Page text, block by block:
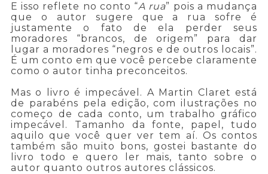
E isso reflete no conto “A rua” pois a mudança
que o autor sugere que a rua sofre é
justamente o fato de ela perder seus
moradores “brancos, de origem” para dar
lugar a moradores “negros e de outros locais”.
É um conto em que você percebe claramente
como o autor tinha preconceitos.
Mas o livro é impecável. A Martin Claret está
de parabéns pela edição, com ilustrações no
começo de cada conto, um trabalho gráfico
impecável. Tamanho da fonte, papel, tudo
aquilo que você quer ver tem aí. Os contos
também são muito bons, gostei bastante do
livro todo e quero ler mais, tanto sobre o
autor quanto outros autores clássicos.